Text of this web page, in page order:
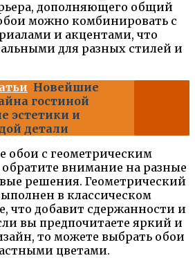
дополняющего общий
можно комбинировать с
и акцентами, что
для разных стилей и
Новейшие
гостиной
эстетики и
детали
обои с геометрическим
внимание на разные
решения. Геометрический
в классическом
что добавит сдержанности и
вы предпочитаете яркий и
то можете выбрать обои
цветами.